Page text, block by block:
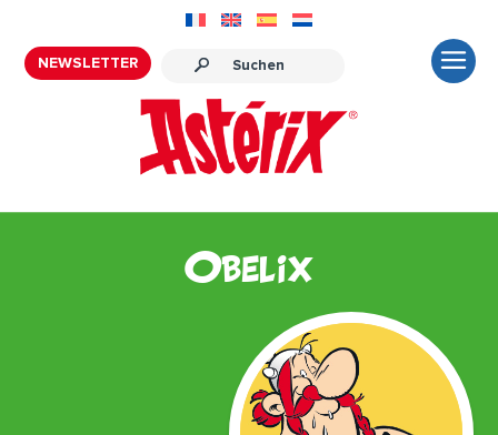
NEWSLETTER
Obelix